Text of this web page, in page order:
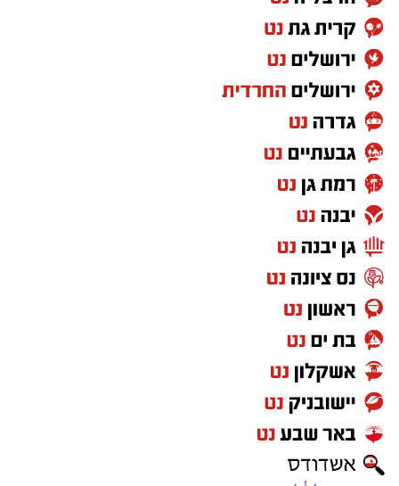
אחרי עונה אחת בחר לחזור לג'ורג'טאון לעונה
פחות טובה ואת קריירת המכללות סיים בפן סטייט
למשחק.
בקיץ 2024 יצא לאירופה וחתם בלבאריו היוונית.
לערב. אשתקד שיחק בשולה הצרפתית, כולל ב-
BCL ורשם 6.4 נקודות ו-5.6 ריבאונדים באירופה.
רוצה לעקוב אחרי הערוץ של הקבוצה "אשדוד נט"
ב-WhatsApp לחצו כאן
להורדת אפליקציה של אשדוד נט לחצו כאן
עקבו בפייסבוק
עקבו באינסטגרם